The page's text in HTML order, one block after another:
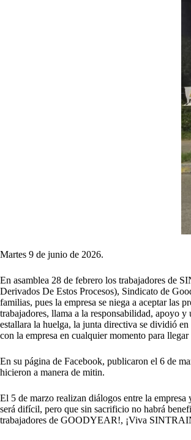
Martes 9 de junio de 2026.
En asamblea 28 de febrero los trabajadores de
Derivados De Estos Procesos), Sindicato de
familias, pues la empresa se niega a aceptar las
trabajadores, llama a la responsabilidad, apoyo
estallara la huelga, la junta directiva se dividió
con la empresa en cualquier momento para llegar
En su página de Facebook, publicaron el 6 de
hicieron a manera de mitin.
El 5 de marzo realizan diálogos entre la
será difícil, pero que sin sacrificio no habrá
trabajadores de GOODYEAR!, ¡Viva